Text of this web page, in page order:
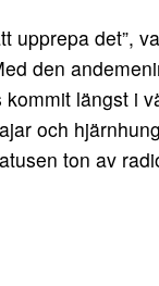
upprepa det”,
den
längst i
och
ton av